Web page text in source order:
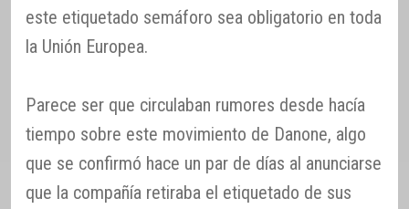
este etiquetado semáforo sea obligatorio en toda
la Unión Europea.
Parece ser que circulaban rumores desde hacía
tiempo sobre este movimiento de Danone, algo
que se confirmó hace un par de días al anunciarse
que la compañía retiraba el etiquetado de sus